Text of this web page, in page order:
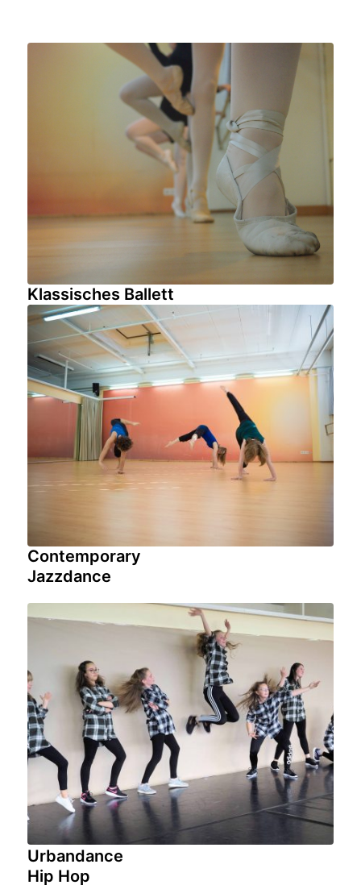
Klassisches Ballett
Contemporary
Jazzdance
Urbandance
Hip Hop